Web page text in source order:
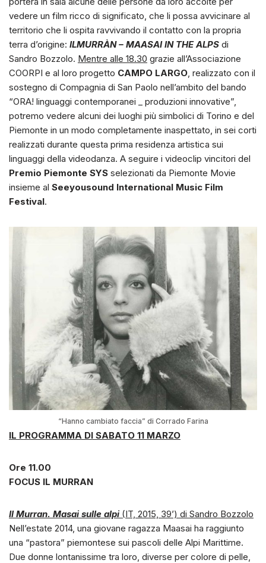
vedere un film ricco di significato, che li possa avvicinare al
territorio che li ospita ravvivando il contatto con la propria
terra d’origine: ILMURRÀN – MAASAI IN THE ALPS di
Sandro Bozzolo. Mentre alle 18.30 grazie all’Associazione
COORPI e al loro progetto CAMPO LARGO , realizzato con il
sostegno di Compagnia di San Paolo nell’ambito del bando
“ORA! linguaggi contemporanei _ produzioni innovative”,
potremo vedere alcuni dei luoghi più simbolici di Torino e del
Piemonte in un modo completamente inaspettato, in sei corti
realizzati durante questa prima residenza artistica sui
linguaggi della videodanza. A seguire i videoclip vincitori del
Premio Piemonte SYS selezionati da Piemonte Movie
insieme al Seeyousound International Music Film
Festival.
“Hanno cambiato faccia” di Corrado Farina
IL PROGRAMMA DI SABATO 11 MARZO
Ore 11.00
FOCUS IL MURRAN
Il Murran. Masai sulle alpi(IT, 2015, 39’) di Sandro Bozzolo
Nell’estate 2014, una giovane ragazza Maasai ha raggiunto
una “pastora” piemontese sui pascoli delle Alpi Marittime.
Due donne lontanissime tra loro, diverse per colore di pelle,